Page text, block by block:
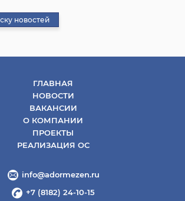
новостей
ГЛАВНАЯ
НОВОСТИ
ВАКАНСИИ
О КОМПАНИИ
ПРОЕКТЫ
РЕАЛИЗАЦИЯ ОС
info@adormezen.ru
+7 (8182) 24-10-15